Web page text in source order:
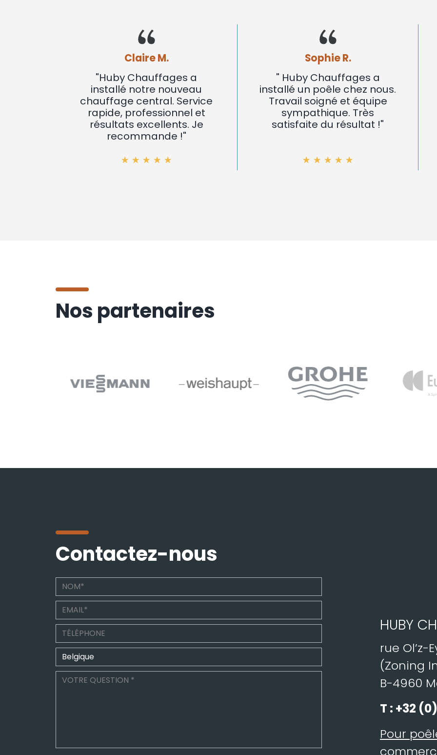
Claire M.
"Huby Chauffages a
installé notre nouveau
chauffage central. Service
rapide, professionnel et
résultats excellents. Je
recommande !"
Sophie R.
" Huby Chauffages a
installé un poêle chez nous.
Travail soigné et équipe
sympathique. Très
satisfaite du résultat !"
Nos partenaires
Contactez-nous
HUBY
rue Ol’z-
(Zoning
B-4960
T : +32
Pour